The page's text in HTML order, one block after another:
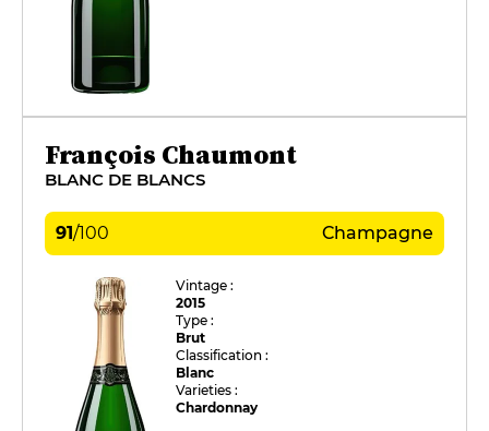
François Chaumont
BLANC DE BLANCS
91/100 Champagne
Vintage :
2015
Type :
Brut
Classification :
Blanc
Varieties :
Chardonnay